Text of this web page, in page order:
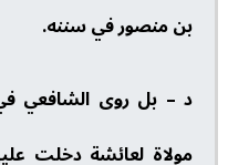
بن منصور في سننه.
د – بل روى الشافعي
مولاة لعائشة دخلت